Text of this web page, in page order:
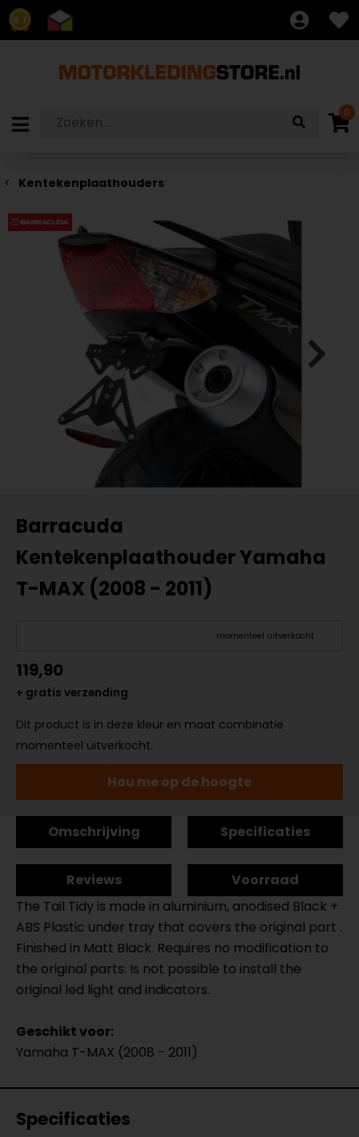
8.7
0
Kentekenplaathouders
Barracuda
Kentekenplaathouder Yamaha
T-MAX (2008 - 2011)
momenteel uitverkocht
119,90
+ gratis verzending
Dit product is in deze kleur en maat combinatie
momenteel uitverkocht.
Hou me op de hoogte
Omschrijving Specificaties
Reviews
Voorraad
The Tail Tidy is made in aluminium, anodised Black +
ABS Plastic under tray that covers the original part .
Finished in Matt Black. Requires no modification to
the original parts. Is not possible to install the
original led light and indicators.
Geschikt voor:
Yamaha T-MAX (2008 - 2011)
Specificaties